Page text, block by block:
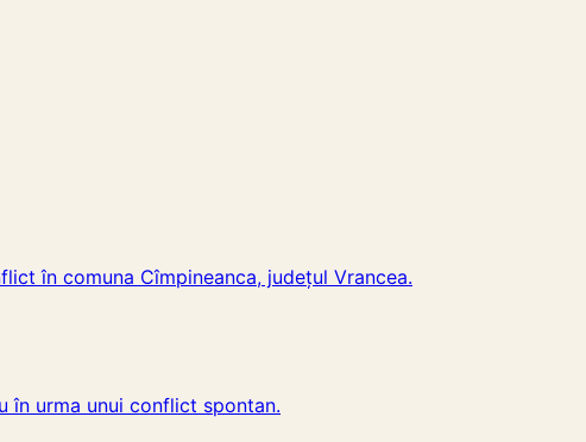
în comuna Cîmpineanca, județul Vrancea.
în urma unui conflict spontan.